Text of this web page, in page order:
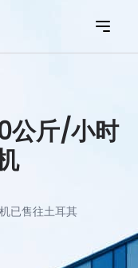
公斤/小时
已售往土耳其